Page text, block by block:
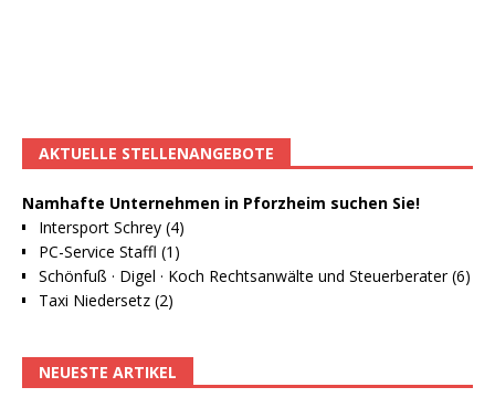
AKTUELLE STELLENANGEBOTE
Namhafte Unternehmen in Pforzheim suchen Sie!
Intersport Schrey (4)
PC-Service Staffl (1)
Schönfuß · Digel · Koch Rechtsanwälte und Steuerberater (6)
Taxi Niedersetz (2)
NEUESTE ARTIKEL